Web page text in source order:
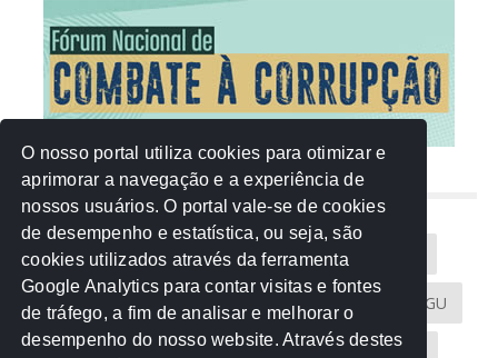
NUVEM DE TAGS
Acontece na Rede AGU AMM
Atricon Audicom CAU-MT CGU
CREA-MT Eventos MPC-MT MPE-MT
O nosso portal utiliza cookies para otimizar e
aprimorar a navegação e a experiência de
nossos usuários. O portal vale-se de cookies
de desempenho e estatística, ou seja, são
cookies utilizados através da ferramenta
Google Analytics para contar visitas e fontes
de tráfego, a fim de analisar e melhorar o
desempenho do nosso website. Através destes